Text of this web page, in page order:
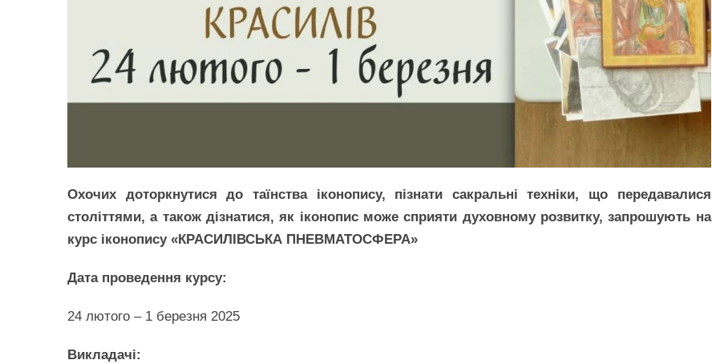
Охочих доторкнутися до таїнства іконопису, пізнати сакральні техніки, що передавалися
століттями, а також дізнатися, як іконопис може сприяти духовному розвитку, запрошують на
курс іконопису «КРАСИЛІВСЬКА ПНЕВМАТОСФЕРА»
Дата проведення курсу:
24 лютого – 1 березня 2025
Викладачі: